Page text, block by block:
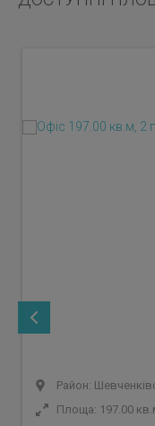
Район:
Площа: 197.00